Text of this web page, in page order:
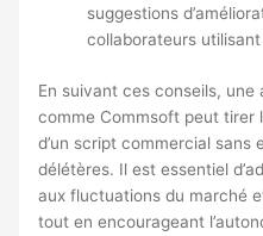
suggestions
collaborateurs
En suivant ces conseils, une
comme Commsoft peut tirer
d’un script commercial sans
délétères. Il est essentiel
aux fluctuations du marché
tout en encourageant